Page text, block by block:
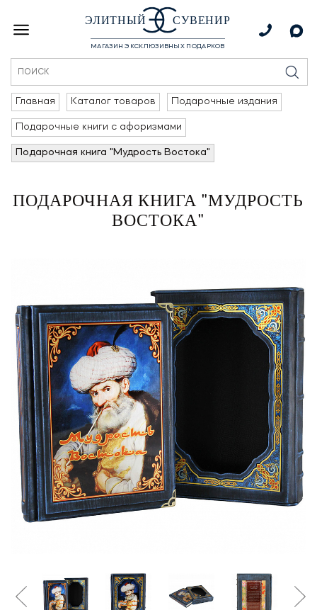
ЭЛИТНЫЙ СУВЕНИР
МАГАЗИН ЭКСКЛЮЗИВНЫХ ПОДАРКОВ
Главная Каталог товаров Подарочные издания
Подарочные книги с афоризмами
Подарочная книга "Мудрость Востока"
ПОДАРОЧНАЯ КНИГА "МУДРОСТЬ
ВОСТОКА"